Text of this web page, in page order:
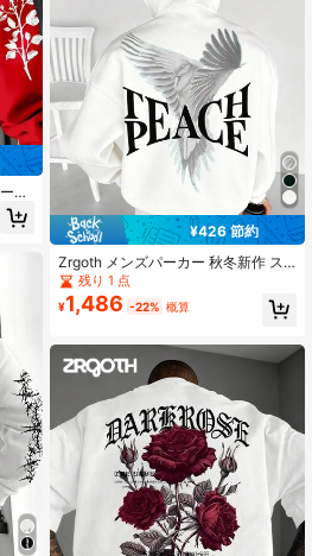
ト
ト
¥426 節約
Zrgoth メンズパーカー 秋冬新作 ス
トリートスタイル "PEACE" ウィング
グラフィックプリント 裏起毛 フーデ
ッドスウェットシャツ
残り 1 点
¥1,486 -22% 概算